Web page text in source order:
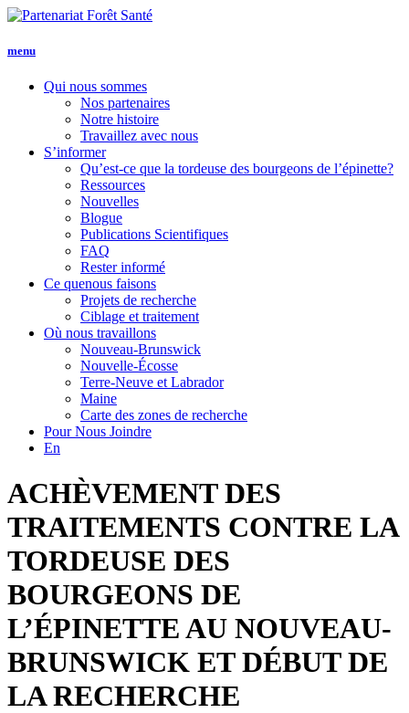
menu
Qui nous sommes
Nos partenaires
Notre histoire
Travaillez avec nous
S’informer
Qu’est-ce que la tordeuse des bourgeons de l’épinette?
Ressources
Nouvelles
Blogue
Publications Scientifiques
FAQ
Rester informé
Ce quenous faisons
Projets de recherche
Ciblage et traitement
Où nous travaillons
Nouveau-Brunswick
Nouvelle-Écosse
Terre-Neuve et Labrador
Maine
Carte des zones de recherche
Pour Nous Joindre
En
ACHÈVEMENT DES
TRAITEMENTS CONTRE LA
TORDEUSE DES
BOURGEONS DE
L’ÉPINETTE AU NOUVEAU-
BRUNSWICK ET DÉBUT DE
LA RECHERCHE